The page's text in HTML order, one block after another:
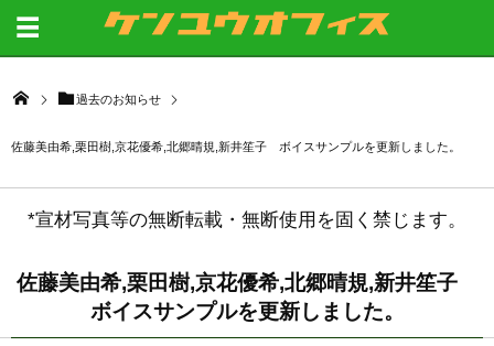
過去のお知らせ
佐藤美由希,栗田樹,京花優希,北郷晴規,新井笙子 ボイスサンプルを更新しました。
*宣材写真等の無断転載・無断使用を固く禁じます。
佐藤美由希,栗田樹,京花優希,北郷晴規,新井笙子
ボイスサンプルを更新しました。